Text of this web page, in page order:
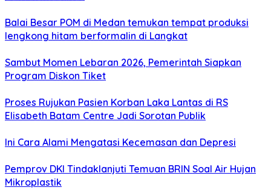
Balai Besar POM di Medan temukan tempat produksi
lengkong hitam berformalin di Langkat
Sambut Momen Lebaran 2026, Pemerintah Siapkan
Program Diskon Tiket
Proses Rujukan Pasien Korban Laka Lantas di RS
Elisabeth Batam Centre Jadi Sorotan Publik
Ini Cara Alami Mengatasi Kecemasan dan Depresi
Pemprov DKI Tindaklanjuti Temuan BRIN Soal Air Hujan
Mikroplastik